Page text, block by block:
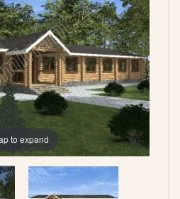
to expand